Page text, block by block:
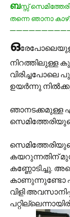
ബസ്സ്
തന്നെ ഞാനാ
ഒ
നിറത്തിലുള്ള
വിരിച്ചപോലെ
ഉയര്‍ന്നു
ഞാനടക്കമുള്ള
സെമിത്തേരിയുടെ
കയറുന്നതിന്
കണ്ണോടിച്ചു.
കാണുന്നുണ്ടോ
വിളി